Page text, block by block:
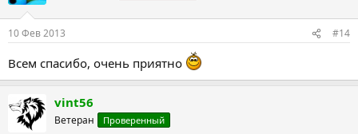
10 Фев 2013 #14
Всем спасибо, очень приятно
vint56
Ветеран Проверенный